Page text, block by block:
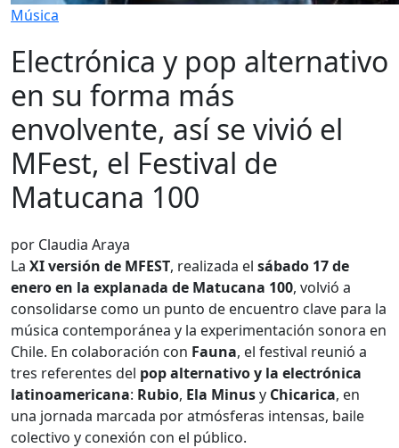
Música
Electrónica y pop alternativo
en su forma más
envolvente, así se vivió el
MFest, el Festival de
Matucana 100
por Claudia Araya
La XI versión de MFEST, realizada el sábado 17 de
enero en la explanada de Matucana 100, volvió a
consolidarse como un punto de encuentro clave para la
música contemporánea y la experimentación sonora en
Chile. En colaboración con Fauna, el festival reunió a
tres referentes del pop alternativo y la electrónica
latinoamericana: Rubio, Ela Minusy Chicarica, en
una jornada marcada por atmósferas intensas, baile
colectivo y conexión con el público.